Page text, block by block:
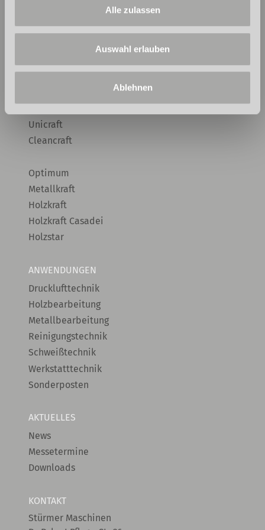
Alle zulassen
Auswahl erlauben
Ablehnen
Unicraft
Cleancraft
Optimum
Metallkraft
Holzkraft
Holzkraft Casadei
Holzstar
ANWENDUNGEN
Drucklufttechnik
Holzbearbeitung
Metallbearbeitung
Reinigungstechnik
Schweißtechnik
Werkstatttechnik
Sonderposten
AKTUELLES
News
Messetermine
Downloads
KONTAKT
Stürmer Maschinen